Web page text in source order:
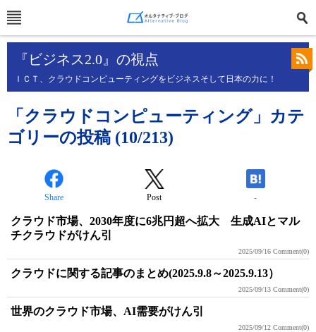
『ビジネス2.0』の視点
ＩＣＴ、クラウドコンピューティングをビジネスそして日本の力に！
「クラウドコンピューティング」カテ
ゴリーの投稿 (10/213)
Share Post -
クラウド市場、2030年度に6兆円超へ拡大 生成AIとマル
チクラウドがけん引
2025/09/16 Comment(0)
クラウドに関する記事のまとめ(2025.9.8～2025.9.13）
2025/09/13 Comment(0)
世界のクラウド市場、AI需要がけん引
2025/09/12 Comment(0)